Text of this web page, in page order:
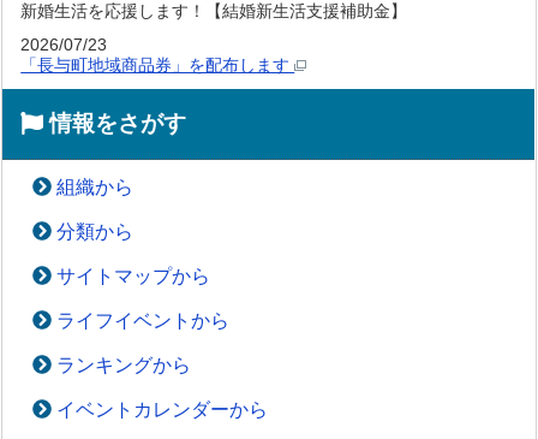
新婚生活を応援します！【結婚新生活支援補助金】
2026/07/23
「長与町地域商品券」を配布します
情報をさがす
組織から
分類から
サイトマップから
ライフイベントから
ランキングから
イベントカレンダーから